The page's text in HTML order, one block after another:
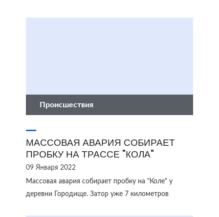
Происшествия
МАССОВАЯ АВАРИЯ СОБИРАЕТ
ПРОБКУ НА ТРАССЕ "КОЛА"
09 Января 2022
Массовая авария собирает пробку на "Коле" у
деревни Городище. Затор уже 7 километров